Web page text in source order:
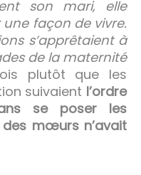
son mari, elle
façon de vivre.
s’apprêtaient à
de la maternité
plutôt que les
suivaient l’ordre
se poser les
des mœurs n’avait